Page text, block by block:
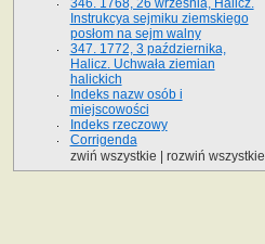
346. 1768, 26 września, Halicz.
Instrukcya sejmiku ziemskiego
posłom na sejm walny
347. 1772, 3 października,
Halicz. Uchwała ziemian
halickich
Indeks nazw osób i
miejscowości
Indeks rzeczowy
Corrigenda
zwiń wszystkie
rozwiń wszystkie